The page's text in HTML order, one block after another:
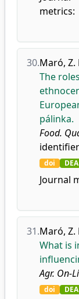
metrics:
30.Maró, Z.
The
pálinka.
Food.
doi DEA
Journal
31.Maró, Z.
What is
Agr. On-
doi DEA